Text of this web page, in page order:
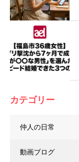
カテゴリー
仲人の日常
動画ブログ